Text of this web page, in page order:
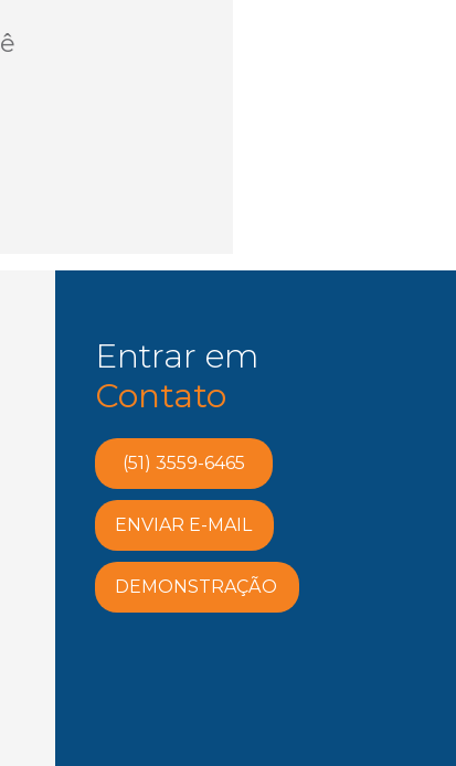
Entrar em
Contato
(51) 3559-6465
ENVIAR E-MAIL
DEMONSTRAÇÃO